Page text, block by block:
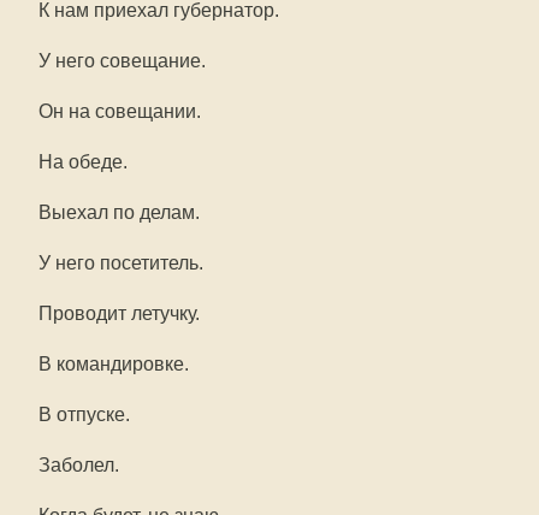
К нам приехал губернатор.
У него совещание.
Он на совещании.
На обеде.
Выехал по делам.
У него посетитель.
Проводит летучку.
В командировке.
В отпуске.
Заболел.